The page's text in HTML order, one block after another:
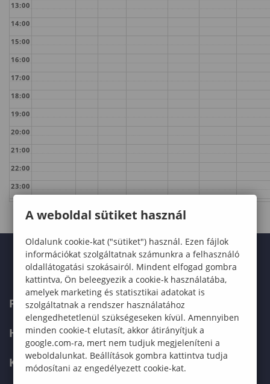
13:00
14:00
15:00
16:00
17:00
18:00
19:00
20:00
21:00
22:00
23:00
FELVÉTELIZŐKNEK
HALLGATÓKNAK
KÉPZÉSEK
A weboldal sütiket használ
Oldalunk cookie-kat ("sütiket") használ. Ezen fájlok
információkat szolgáltatnak számunkra a felhasználó
oldallátogatási szokásairól. Mindent elfogad gombra
kattintva, Ön beleegyezik a cookie-k használatába,
amelyek marketing és statisztikai adatokat is
szolgáltatnak a rendszer használatához
elengedhetetlenül szükségeseken kívül. Amennyiben
minden cookie-t elutasít, akkor átirányítjuk a
google.com-ra, mert nem tudjuk megjeleníteni a
weboldalunkat. Beállítások gombra kattintva tudja
módosítani az engedélyezett cookie-kat.